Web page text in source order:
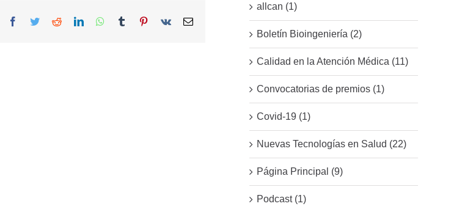
Facebook
TwitterRedditLinkedInWhatsApp
Tumblr Pinterest
Vk Email
allcan (1)
Boletín Bioingeniería (2)
Calidad en la Atención Médica (11)
Convocatorias de premios (1)
Covid-19 (1)
Nuevas Tecnologías en Salud (22)
Página Principal (9)
Podcast (1)